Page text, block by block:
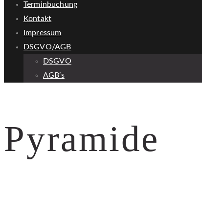
Terminbuchung
Kontakt
Impressum
DSGVO/AGB
DSGVO
AGB’s
Pyramide